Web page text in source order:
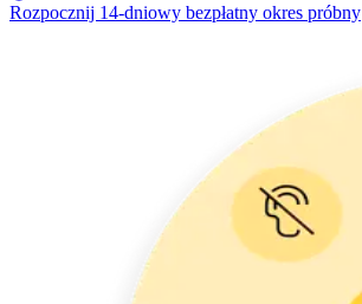
Rozpocznij 14-dniowy bezpłatny okres próbny